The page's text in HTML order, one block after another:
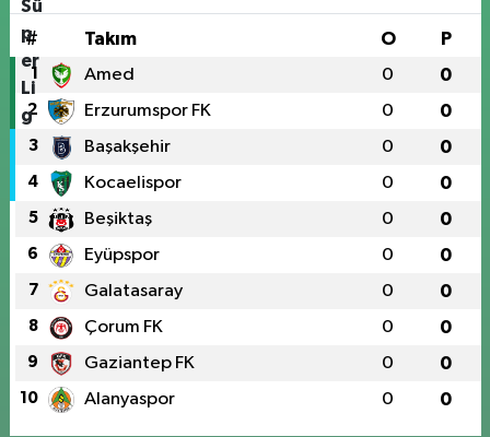
# Takım O P
1 Amed 0 0
2 Erzurumspor FK 0 0
3 Başakşehir 0 0
4 Kocaelispor 0 0
5 Beşiktaş 0 0
6 Eyüpspor 0 0
7 Galatasaray 0 0
8 Çorum FK 0 0
9 Gaziantep FK 0 0
10 Alanyaspor 0 0